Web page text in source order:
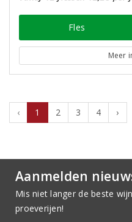
Fles
Meer
‹ 1 2 3 4 ›
Aanmelden
Mis niet langer de beste
proeverijen!